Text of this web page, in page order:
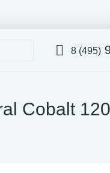
8 (495)
Cobalt